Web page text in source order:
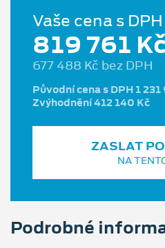
Vaše cena s DPH
819 761
677 488 Kč bez DPH
Původní cena s DPH 1 231
Zvýhodnění 412 140 Kč
ZASLAT
NA
Podrobné